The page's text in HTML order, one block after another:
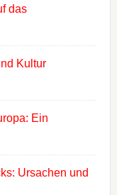
das
Kultur
Ein
Ursachen und